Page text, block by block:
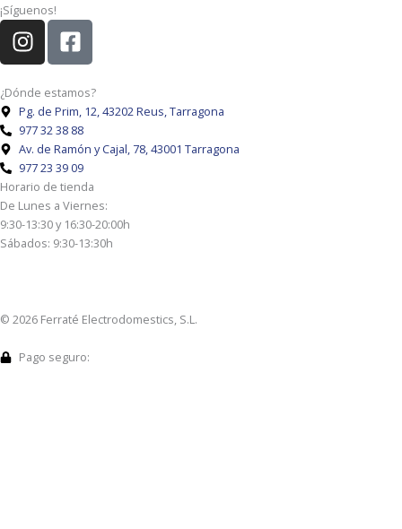
¡Síguenos!
I
n
s
t
a
g
r
a
m
F
a
c
e
b
o
o
k
-
s
q
r
¿Dónde estamos?
Pg. de Prim, 12, 43202 Reus, Tarragona
977 32 38 88
Av. de Ramón y Cajal, 78, 43001 Tarragona
977 23 39 09
Horario de tienda
De Lunes a Viernes:
9:30-13:30 y 16:30-20:00h
Sábados: 9:30-13:30h
© 2026 Ferraté Electrodomestics, S.L.
Pago seguro: